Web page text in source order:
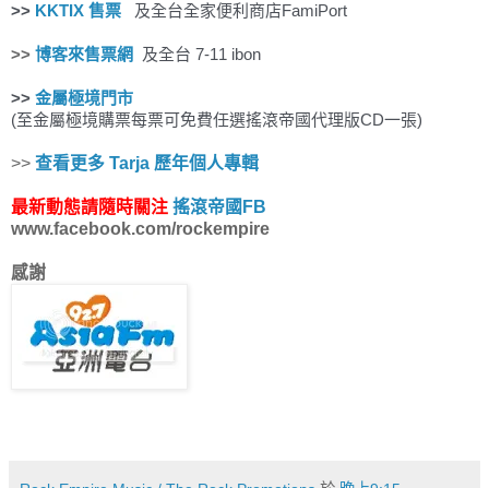
>> KKTIX 售票 及全台全家便利商店FamiPort
>> 博客來售票網 及全台 7-11 ibon
>> 金屬極境門市
(至金屬極境購票每票可免費任選搖滾帝國代理版CD一張)
>> 查看更多 Tarja 歷年個人專輯
最新動態請隨時關注 搖滾帝國FB
www.facebook.com/rockempire
感謝